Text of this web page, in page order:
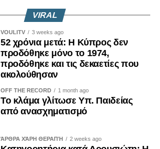
VIRAL
VOULITV 3 weeks ago
52 χρόνια μετά: Η Κύπρος δεν
προδόθηκε μόνο το 1974,
προδόθηκε και τις δεκαετίες που
ακολούθησαν
OFF THE RECORD 1 month ago
Το κλάμα γλίτωσε Υπ. Παιδείας
από ανασχηματισμό
ΆΡΘΡΑ ΧΆΡΗ ΘΕΡΑΠΉ 2 weeks ago